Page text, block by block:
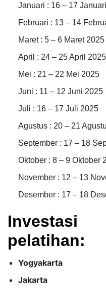
Januari : 16 – 17
Februari : 13 – 14
Maret : 5 – 6 Maret 2025
April : 24 – 25 April 2025
Mei : 21 – 22 Mei 2025
Juni : 11 – 12 Juni 2025
Juli : 16 – 17 Juli 2025
Agustus : 20 – 21
September : 17 – 18
Oktober : 8 – 9 Oktober
November : 12 – 13
Desember : 17 – 18
Investasi
pelatihan:
Yogyakarta
Jakarta